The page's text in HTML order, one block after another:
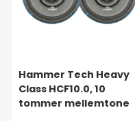
Hammer Tech Heavy
Class HCF10.0, 10
tommer mellemtone